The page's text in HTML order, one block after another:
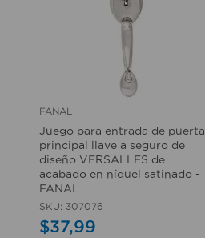
FANAL
Juego para entrada de puerta
principal llave a seguro de
diseño VERSALLES de
acabado en níquel satinado -
FANAL
SKU: 307076
$37,99